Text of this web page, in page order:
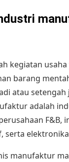
kegiatan
barang
atau setengah
adalah
F&B,
serta
manufaktur